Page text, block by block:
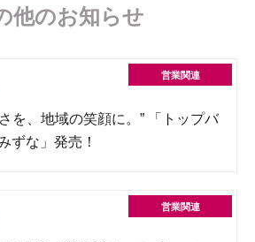
他のお知らせ
を、地域の笑顔に。” 「トップバ
ずな」発売！